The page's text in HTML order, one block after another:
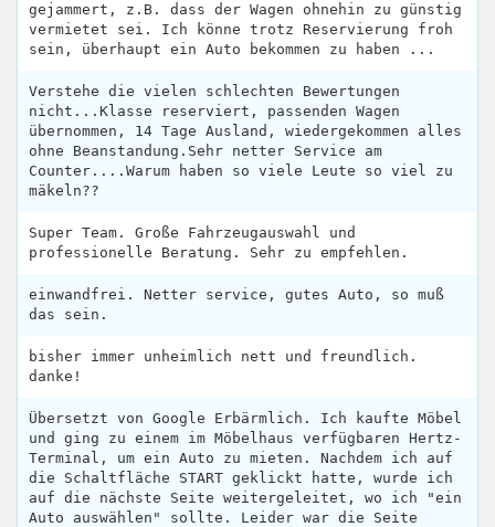
gejammert, z.B. dass der Wagen ohnehin zu günstig
vermietet sei. Ich könne trotz Reservierung froh
sein, überhaupt ein Auto bekommen zu haben ...
Verstehe die vielen schlechten Bewertungen
nicht...Klasse reserviert, passenden Wagen
übernommen, 14 Tage Ausland, wiedergekommen alles
ohne Beanstandung.Sehr netter Service am
Counter....Warum haben so viele Leute so viel zu
mäkeln??
Super Team. Große Fahrzeugauswahl und
professionelle Beratung. Sehr zu empfehlen.
einwandfrei. Netter service, gutes Auto, so muß
das sein.
bisher immer unheimlich nett und freundlich.
danke!
Übersetzt von Google Erbärmlich. Ich kaufte Möbel
und ging zu einem im Möbelhaus verfügbaren Hertz-
Terminal, um ein Auto zu mieten. Nachdem ich auf
die Schaltfläche START geklickt hatte, wurde ich
auf die nächste Seite weitergeleitet, wo ich "ein
Auto auswählen" sollte. Leider war die Seite